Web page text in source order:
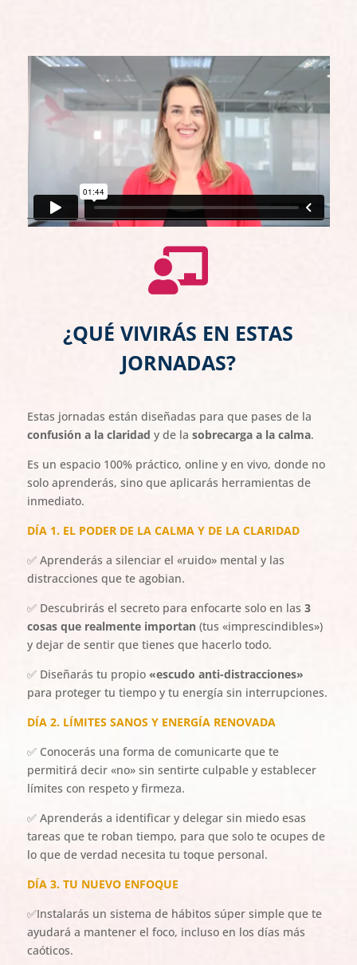

¿QUÉ VIVIRÁS EN ESTAS
JORNADAS?
Estas jornadas están diseñadas para que pases de la
confusión a la claridad y de la sobrecarga a la calma.
Es un espacio 100% práctico, online y en vivo, donde no
solo aprenderás, sino que aplicarás herramientas de
inmediato.
DÍA 1. EL PODER DE LA CALMA Y DE LA CLARIDAD
✅ Aprenderás a silenciar el «ruido» mental y las
distracciones que te agobian.
✅ Descubrirás el secreto para enfocarte solo en las 3
cosas que realmente importan(tus «imprescindibles»)
y dejar de sentir que tienes que hacerlo todo.
✅ Diseñarás tu propio «escudo anti-distracciones»
para proteger tu tiempo y tu energía sin interrupciones.
DÍA 2. LÍMITES SANOS Y ENERGÍA RENOVADA
✅ Conocerás una forma de comunicarte que te
permitirá decir «no» sin sentirte culpable y establecer
límites con respeto y firmeza.
✅ Aprenderás a identificar y delegar sin miedo esas
tareas que te roban tiempo, para que solo te ocupes de
lo que de verdad necesita tu toque personal.
DÍA 3. TU NUEVO ENFOQUE
✅Instalarás un sistema de hábitos súper simple que te
ayudará a mantener el foco, incluso en los días más
caóticos.